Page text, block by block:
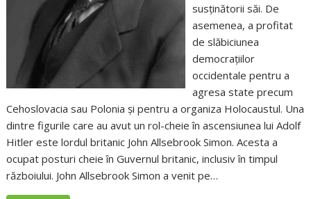
susținătorii săi. De
asemenea, a profitat
de slăbiciunea
democrațiilor
occidentale pentru a
agresa state precum
Cehoslovacia sau Polonia și pentru a organiza Holocaustul. Una
dintre figurile care au avut un rol-cheie în ascensiunea lui Adolf
Hitler este lordul britanic John Allsebrook Simon. Acesta a
ocupat posturi cheie în Guvernul britanic, inclusiv în timpul
războiului. John Allsebrook Simon a venit pe…